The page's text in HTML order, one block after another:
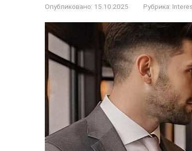
Опубликовано: 15.10.2025 Рубрика: